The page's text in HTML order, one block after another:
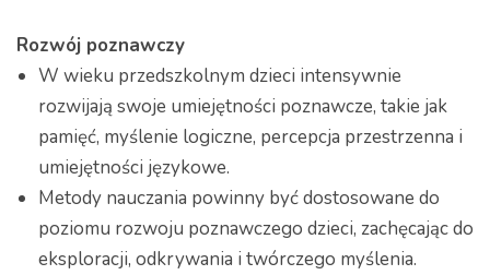
Rozwój poznawczy
W wieku przedszkolnym dzieci intensywnie
rozwijają swoje umiejętności poznawcze, takie jak
pamięć, myślenie logiczne, percepcja przestrzenna i
umiejętności językowe.
Metody nauczania powinny być dostosowane do
poziomu rozwoju poznawczego dzieci, zachęcając do
eksploracji, odkrywania i twórczego myślenia.